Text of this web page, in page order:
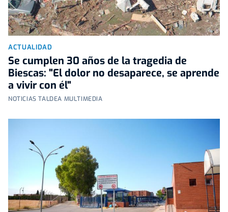
ACTUALIDAD
Se cumplen 30 años de la tragedia de
Biescas: "El dolor no desaparece, se aprende
a vivir con él"
NOTICIAS TALDEA MULTIMEDIA